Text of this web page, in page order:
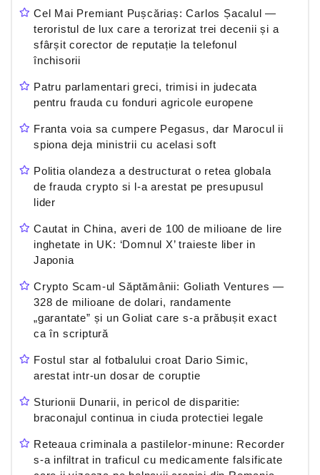
Cel Mai Premiant Pușcăriaș: Carlos Șacalul —
teroristul de lux care a terorizat trei decenii și a
sfârșit corector de reputație la telefonul
închisorii
Patru parlamentari greci, trimisi in judecata
pentru frauda cu fonduri agricole europene
Franta voia sa cumpere Pegasus, dar Marocul ii
spiona deja ministrii cu acelasi soft
Politia olandeza a destructurat o retea globala
de frauda crypto si l-a arestat pe presupusul
lider
Cautat in China, averi de 100 de milioane de lire
inghetate in UK: ‘Domnul X’ traieste liber in
Japonia
Crypto Scam-ul Săptămânii: Goliath Ventures —
328 de milioane de dolari, randamente
„garantate” și un Goliat care s-a prăbușit exact
ca în scriptură
Fostul star al fotbalului croat Dario Simic,
arestat intr-un dosar de coruptie
Sturionii Dunarii, in pericol de disparitie:
braconajul continua in ciuda protectiei legale
Reteaua criminala a pastilelor-minune: Recorder
s-a infiltrat in traficul cu medicamente falsificate